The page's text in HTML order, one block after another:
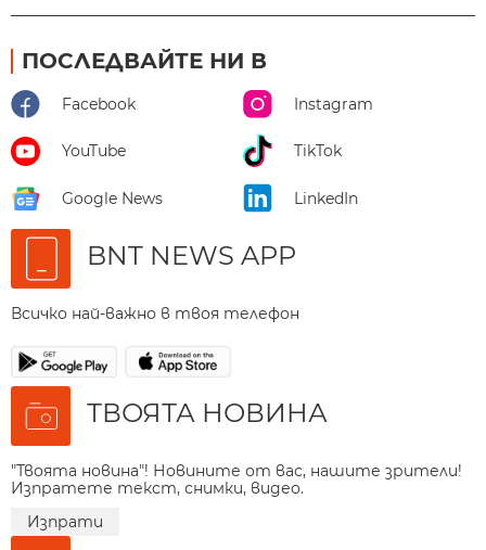
ПОСЛЕДВАЙТЕ НИ В
Facebook Instagram
YouTube TikTok
Google News LinkedIn
BNT NEWS APP
Всичко най-важно в твоя телефон
ТВОЯТА НОВИНА
"Твоята новина"! Новините от вас, нашите зрители!
Изпратете текст, снимки, видео.
Изпрати